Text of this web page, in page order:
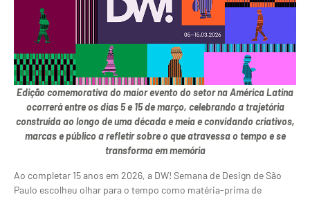
Edição comemorativa do maior evento do setor na América Latina
ocorrerá entre os dias 5 e 15 de março, celebrando a trajetória
construída ao longo de uma década e meia e convidando criativos,
marcas e público a refletir sobre o que atravessa o tempo e se
transforma em memória
Ao completar 15 anos em 2026, a DW! Semana de Design de São
Paulo escolheu olhar para o tempo como matéria-prima de